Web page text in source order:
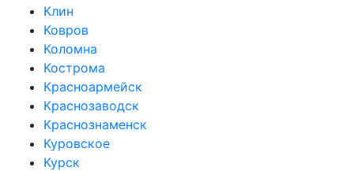
Клин
Ковров
Коломна
Кострома
Красноармейск
Краснозаводск
Краснознаменск
Куровское
Курск